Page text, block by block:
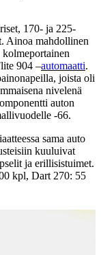
170- ja 225-
Ainoa mahdollinen
904 –automaatti.
joista oli
nivelenä
auton
-66.
sama auto
kuuluivat
ja erillisistuimet.
kpl, Dart 270: 55